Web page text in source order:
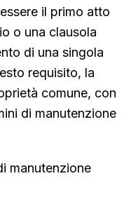
il primo atto
o una clausola
di una singola
requisito, la
comune, con
di manutenzione
manutenzione